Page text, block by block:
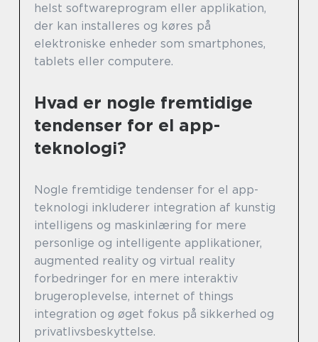
helst softwareprogram eller applikation,
der kan installeres og køres på
elektroniske enheder som smartphones,
tablets eller computere.
Hvad er nogle fremtidige
tendenser for el app-
teknologi?
Nogle fremtidige tendenser for el app-
teknologi inkluderer integration af kunstig
intelligens og maskinlæring for mere
personlige og intelligente applikationer,
augmented reality og virtual reality
forbedringer for en mere interaktiv
brugeroplevelse, internet of things
integration og øget fokus på sikkerhed og
privatlivsbeskyttelse.